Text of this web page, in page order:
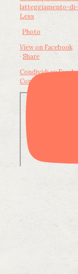
latteggiamento-
Less
Photo
View on Facebook
· Share
Condividi su
Condividi su